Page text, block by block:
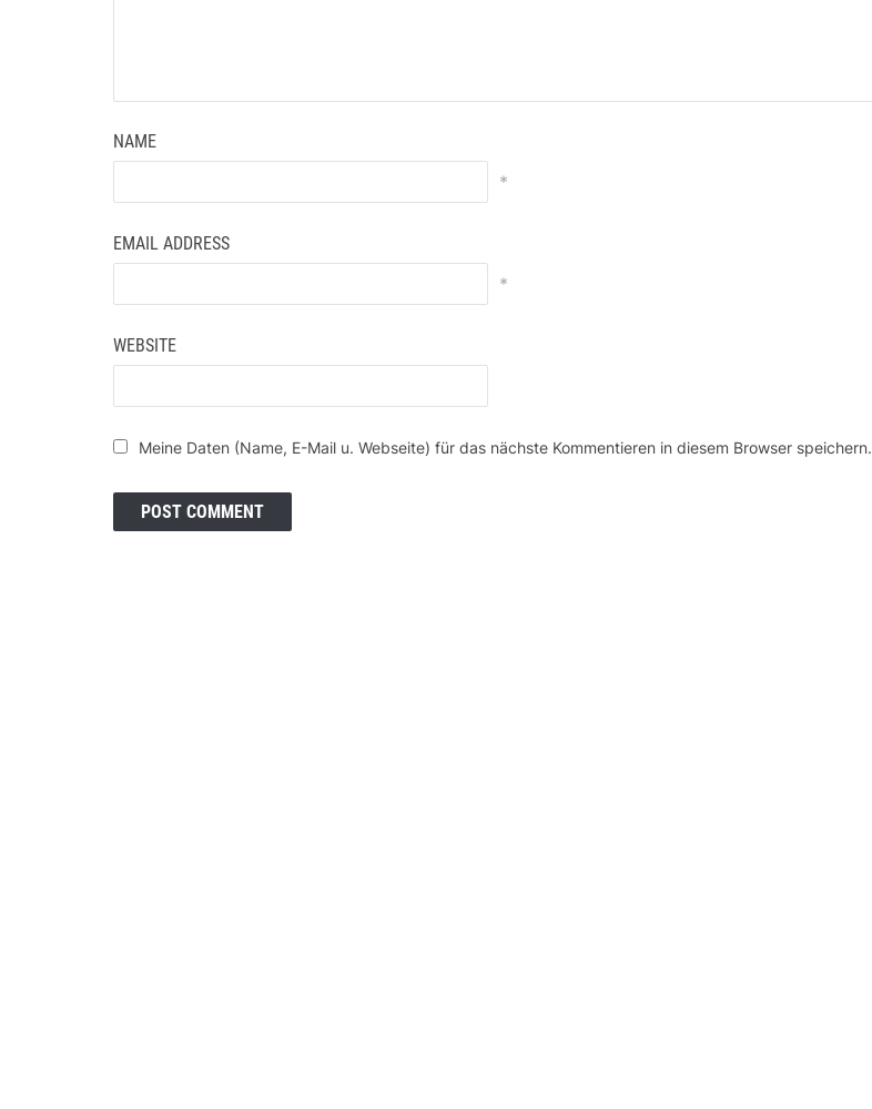
NAME
*
EMAIL ADDRESS
*
WEBSITE
Meine Daten (Name, E-Mail u. Webseite) für das nächste Kommentieren in diesem Browser speichern.